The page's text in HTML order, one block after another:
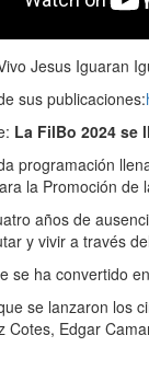
Jesus Iguaran
sus publicaciones:
La FilBo 2024 se
programación
la Promoción de
años de
y vivir a través
se ha convertido
se lanzaron los
Cotes, Edgar